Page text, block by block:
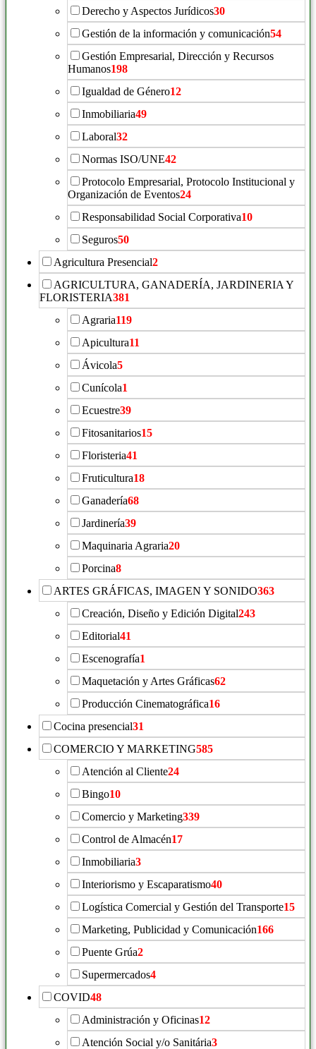
Derecho y Aspectos Jurídicos30
Gestión de la información y comunicación54
Gestión Empresarial, Dirección y Recursos
Humanos198
Igualdad de Género12
Inmobiliaria49
Laboral32
Normas ISO/UNE42
Protocolo Empresarial, Protocolo Institucional y
Organización de Eventos24
Responsabilidad Social Corporativa10
Seguros50
Agricultura Presencial2
AGRICULTURA, GANADERÍA, JARDINERIA Y
FLORISTERIA381
Agraria119
Apicultura11
Ávicola5
Cunícola1
Ecuestre39
Fitosanitarios15
Floristeria41
Fruticultura18
Ganadería68
Jardinería39
Maquinaria Agraria20
Porcina8
ARTES GRÁFICAS, IMAGEN Y SONIDO363
Creación, Diseño y Edición Digital243
Editorial41
Escenografía1
Maquetación y Artes Gráficas62
Producción Cinematográfica16
Cocina presencial31
COMERCIO Y MARKETING585
Atención al Cliente24
Bingo10
Comercio y Marketing339
Control de Almacén17
Inmobiliaria3
Interiorismo y Escaparatismo40
Logística Comercial y Gestión del Transporte15
Marketing, Publicidad y Comunicación166
Puente Grúa2
Supermercados4
COVID48
Administración y Oficinas12
Atención Social y/o Sanitária3